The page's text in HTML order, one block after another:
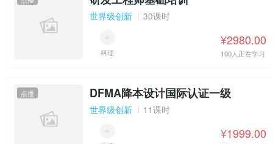
世界级创新 30课时
科理
¥2980.00
100人正在学习
点播 DFMA降本设计国际认证一级
世界级创新 11课时
¥1999.00